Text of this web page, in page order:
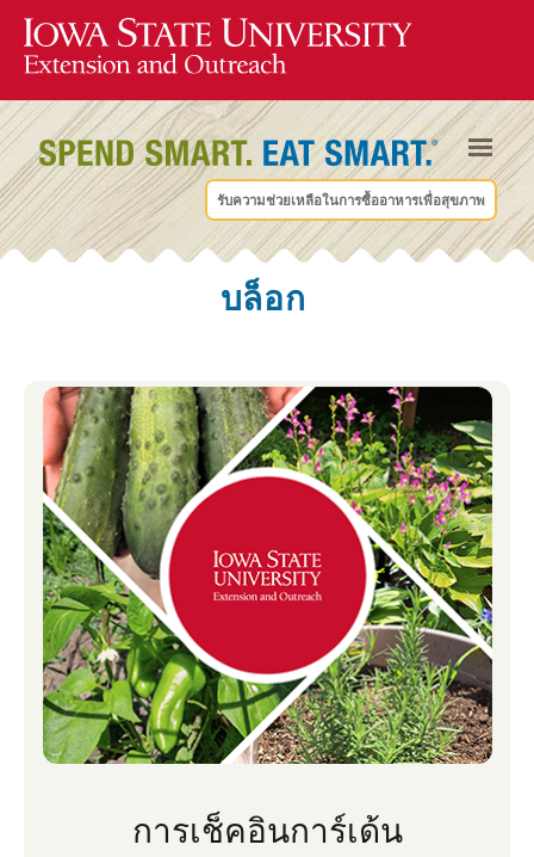
รับความช่วยเหลือในการซื้ออาหารเพื่อสุขภาพ
บล็อก
การเช็คอินการ์เด้น